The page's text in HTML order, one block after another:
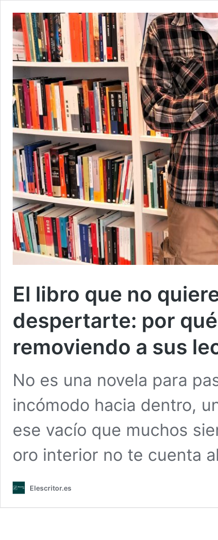
El libro que no
despertarte: por
removiendo a sus
No es una novela para
incómodo hacia dentro,
ese vacío que muchos
oro interior no te cuenta
Elescritor.es